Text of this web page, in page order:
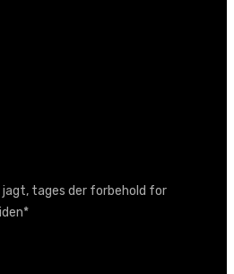
jagt, tages der forbehold for